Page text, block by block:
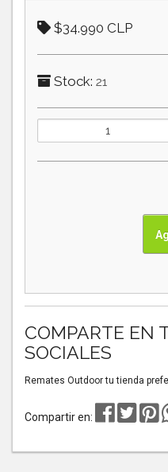
$34.990 CLP
Stock: 21
COMPARTE EN
SOCIALES
Remates Outdoor tu tienda
Compartir en: